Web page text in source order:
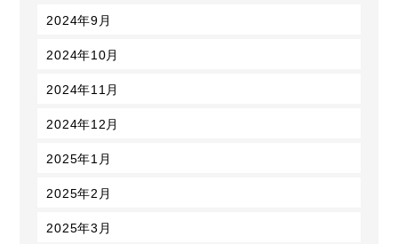
2024年9月
2024年10月
2024年11月
2024年12月
2025年1月
2025年2月
2025年3月